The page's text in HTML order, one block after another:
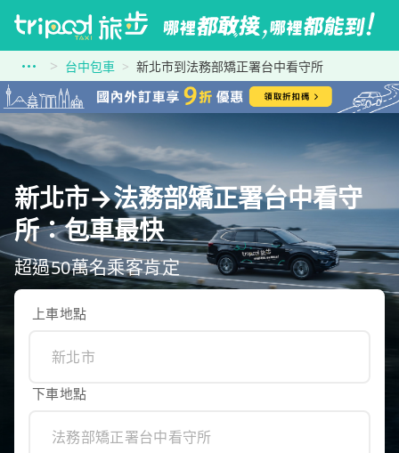
台中包車 新北市到法務部矯正署台中看守所
新北市→法務部矯正署台中看守
所：包車最快
超過50萬名乘客肯定
上車地點
下車地點